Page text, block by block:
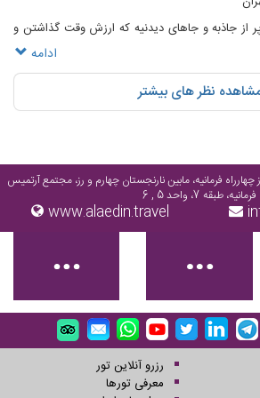
تهران پارک ملت تهران
از جاذبه و جاهای دیدنیه که ارزش وقت گذاشتن و
ادامه
نظر های بیشتر
چهارراه فرمانیه، مابین نارنجستان چهارم و رز، مجتمع آرتمیس
فرمانیه، طبقه 7، واحد 5 , 6
www.alaedin.travel
رزرو آنلاین تور
معرفی تورها